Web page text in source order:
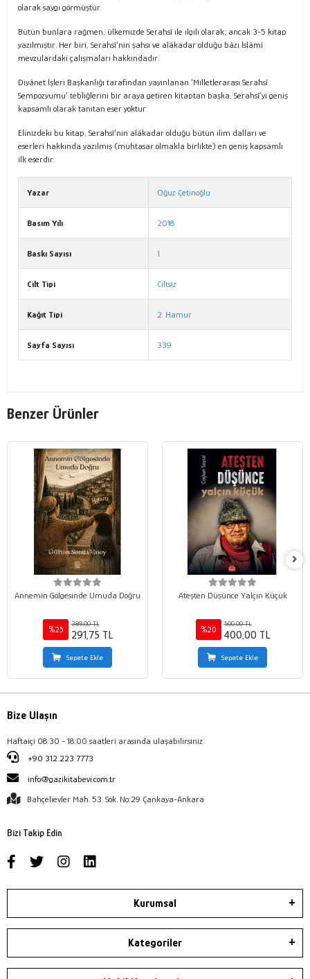
olarak saygı görmüştür.
Bütün bunlara rağmen, ülkemizde Serahsî ile ilgili olarak; ancak 3-5 kitap
yazılmıştır. Her biri, Serahsî’nin şahsı ve alâkadar olduğu bâzı İslâmî
mevzulardaki çalışmaları hakkındadır.
Diyânet İşleri Başkanlığı tarafından yayınlanan ‘Milletlerarası Serahsî
Sempozyumu’ tebliğlerini bir araya getiren kitaptan başka, Serahsî’yi geniş
kapsamlı olarak tanıtan eser yoktur.
Elinizdeki bu kitap, Serahsî’nin alâkadar olduğu bütün ilim dalları ve
eserleri hakkında yazılmış (muhtasar olmakla birlikte) en geniş kapsamlı
ilk eserdir.
Yazar Oğuz Çetinoğlu
Basım Yılı 2018
Baskı Sayısı 1
Cilt Tipi Ciltsiz
Kağıt Tipi 2. Hamur
Sayfa Sayısı 339
Benzer Ürünler
Annemin Gölgesinde Umuda Doğru
%25
389,00 TL
291,75 TL
Sepete Ekle
Ateşten Düşünce Yalçın Küçük
%20
500,00 TL
400,00 TL
Sepete Ekle
Bize Ulaşın
Haftaiçi 08:30 - 18:00 saatleri arasında ulaşabilirsiniz.
+90 312 223 7773
info@gazikitabevi.com.tr
Bahçelievler Mah. 53. Sok. No:29 Çankaya-Ankara
Bizi Takip Edin
Kurumsal
Kategoriler